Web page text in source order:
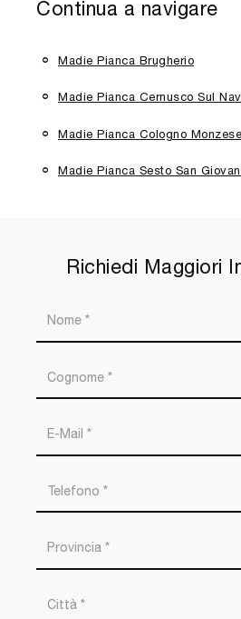
Continua a navigare
Madie Pianca Brugherio
Madie Pianca Cernusco Sul
Madie Pianca Cologno Monzese
Madie Pianca Sesto San
Richiedi Maggiori